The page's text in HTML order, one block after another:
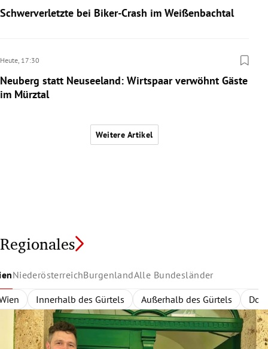
Schwerverletzte bei Biker-Crash im Weißenbachtal
Heute, 17:30
Neuberg statt Neuseeland: Wirtspaar verwöhnt Gäste
im Mürztal
Weitere Artikel
Regionales
NiederösterreichBurgenlandAlle Bundesländer
Innerhalb des Gürtels Außerhalb des Gürtels
Rund um Wien Zentralregion
Nordburgenland Eisenstadt
Bundesländer Wien Niederösterreich Burgenland